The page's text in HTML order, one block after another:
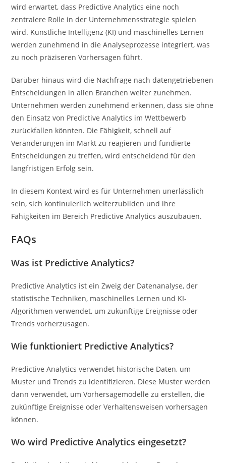
wird erwartet, dass Predictive Analytics eine noch
zentralere Rolle in der Unternehmensstrategie spielen
wird. Künstliche Intelligenz (KI) und maschinelles Lernen
werden zunehmend in die Analyseprozesse integriert, was
zu noch präziseren Vorhersagen führt.
Darüber hinaus wird die Nachfrage nach datengetriebenen
Entscheidungen in allen Branchen weiter zunehmen.
Unternehmen werden zunehmend erkennen, dass sie ohne
den Einsatz von Predictive Analytics im Wettbewerb
zurückfallen könnten. Die Fähigkeit, schnell auf
Veränderungen im Markt zu reagieren und fundierte
Entscheidungen zu treffen, wird entscheidend für den
langfristigen Erfolg sein.
In diesem Kontext wird es für Unternehmen unerlässlich
sein, sich kontinuierlich weiterzubilden und ihre
Fähigkeiten im Bereich Predictive Analytics auszubauen.
FAQs
Was ist Predictive Analytics?
Predictive Analytics ist ein Zweig der Datenanalyse, der
statistische Techniken, maschinelles Lernen und KI-
Algorithmen verwendet, um zukünftige Ereignisse oder
Trends vorherzusagen.
Wie funktioniert Predictive Analytics?
Predictive Analytics verwendet historische Daten, um
Muster und Trends zu identifizieren. Diese Muster werden
dann verwendet, um Vorhersagemodelle zu erstellen, die
zukünftige Ereignisse oder Verhaltensweisen vorhersagen
können.
Wo wird Predictive Analytics eingesetzt?